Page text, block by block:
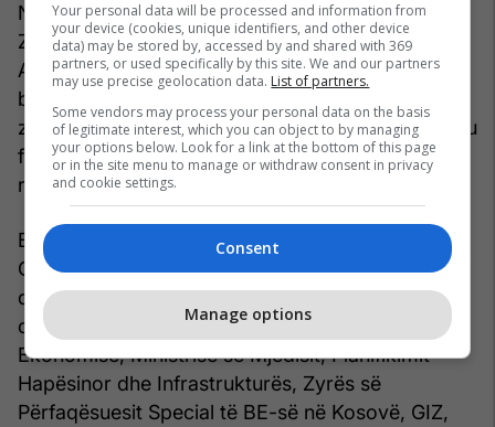
Në takim mori pjesë edhe ministri i Ambientit,
Zhvillimit Hapësinor dhe Infrastrukturës, Liburn
Aliu, i cili tha se planifikimi hapësinor nuk është
bërë në mënyrë të mirëfilltë dhe se nuk është
zbatuar në mënyrë të mirëfilltë dhe se edhe aty ku
flitet për qëndrueshmëri dhe energjinë e
ripërtërirë ka degradim.
Edicioni i katërt i Javës së Zhvillimit të
Qëndrueshëm 2021 do të zgjasë deri më 11
qershor. Ndërsa që nga viti 2018 kjo ngjarje u
organizua në partneritet mes Ministrisë së
Ekonomisë, Ministrisë së Mjedisit, Planifikimit
Hapësinor dhe Infrastrukturës, Zyrës së
Përfaqësuesit Special të BE-së në Kosovë, GIZ,
Your personal data will be processed and information from
your device (cookies, unique identifiers, and other device
data) may be stored by, accessed by and shared with 369
partners, or used specifically by this site. We and our partners
may use precise geolocation data. List of partners.
Some vendors may process your personal data on the basis
of legitimate interest, which you can object to by managing
your options below. Look for a link at the bottom of this page
or in the site menu to manage or withdraw consent in privacy
and cookie settings.
Consent
Manage options